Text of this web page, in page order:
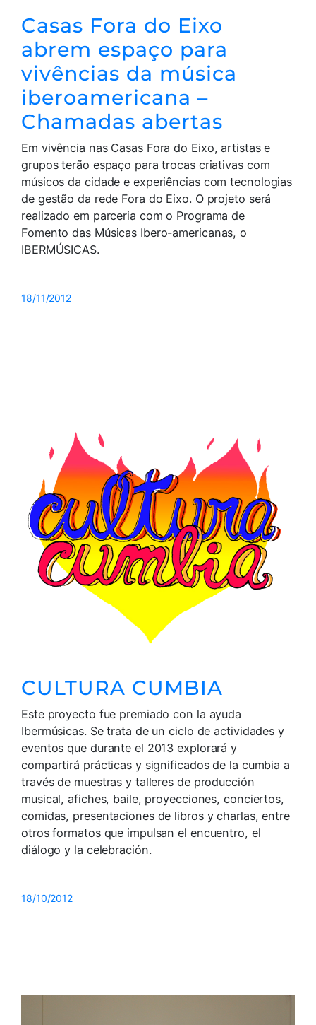
Casas Fora do Eixo
abrem espaço para
vivências da música
iberoamericana –
Chamadas abertas
Em vivência nas Casas Fora do Eixo, artistas e
grupos terão espaço para trocas criativas com
músicos da cidade e experiências com tecnologias
de gestão da rede Fora do Eixo. O projeto será
realizado em parceria com o Programa de
Fomento das Músicas Ibero-americanas, o
IBERMÚSICAS.
18/11/2012
CULTURA CUMBIA
Este proyecto fue premiado con la ayuda
Ibermúsicas. Se trata de un ciclo de actividades y
eventos que durante el 2013 explorará y
compartirá prácticas y significados de la cumbia a
través de muestras y talleres de producción
musical, afiches, baile, proyecciones, conciertos,
comidas, presentaciones de libros y charlas, entre
otros formatos que impulsan el encuentro, el
diálogo y la celebración.
18/10/2012